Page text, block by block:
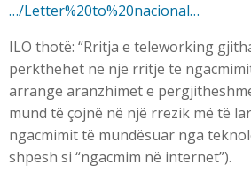
…/Letter%20to%20nacional…
ILO thotë: “Rritja e teleworking
përkthehet në një rritje të
arrange aranzhimet e
mund të çojnë në një rrezik më të
ngacmimit të mundësuar nga
shpesh si “ngacmim në internet”).